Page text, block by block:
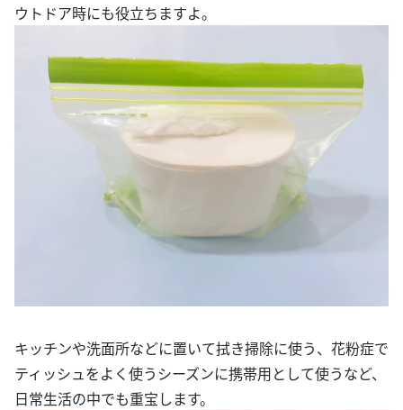
ウトドア時にも役立ちますよ。
キッチンや洗面所などに置いて拭き掃除に使う、花粉症で
ティッシュをよく使うシーズンに携帯用として使うなど、
日常生活の中でも重宝します。